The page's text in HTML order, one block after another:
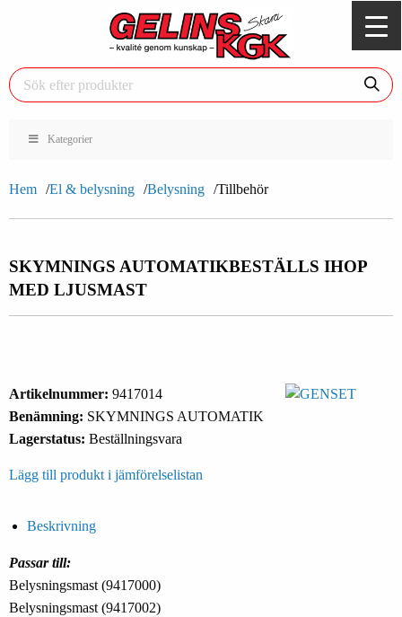
Kategorier
Hem El & belysning Belysning Tillbehör
SKYMNINGS AUTOMATIKBESTÄLLS IHOP
MED LJUSMAST
Artikelnummer: 9417014
Benämning: SKYMNINGS AUTOMATIK
Lagerstatus: Beställningsvara
Lägg till produkt i jämförelselistan
Beskrivning
Passar till:
Belysningsmast (9417000)
Belysningsmast (9417002)